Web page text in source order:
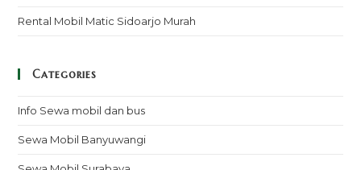
Rental Mobil Matic Sidoarjo Murah
Categories
Info Sewa mobil dan bus
Sewa Mobil Banyuwangi